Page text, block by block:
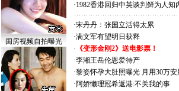
闺房视频自拍曝光
·1982香港回归中英谈判鲜为人知
·宋丹丹：张国立活得太累
·满文军有望明日获释
· 《变形金刚2》送电影票！
·李湘王岳伦恩爱待产
·黎姿怀孕大肚照曝光 月用30万安
·阿娇懒理冠希返港:不关我的事